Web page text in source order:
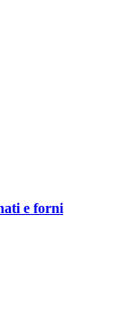
e forni